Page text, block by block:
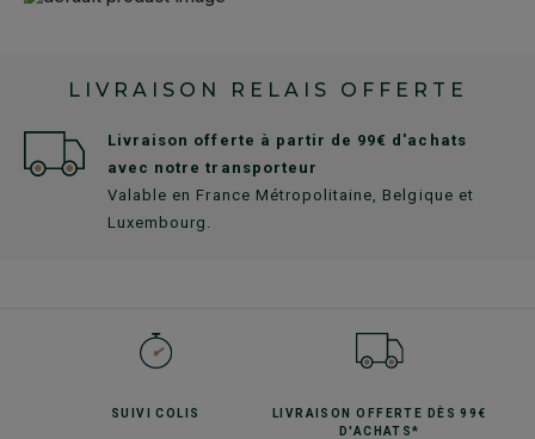
LIVRAISON RELAIS OFFERTE
Livraison offerte à partir de 99€ d'achats
avec notre transporteur
Valable en France Métropolitaine, Belgique et
Luxembourg.
SUIVICOLIS LIVRAISON OFFERTE
DÈS 99€
D'ACHATS*